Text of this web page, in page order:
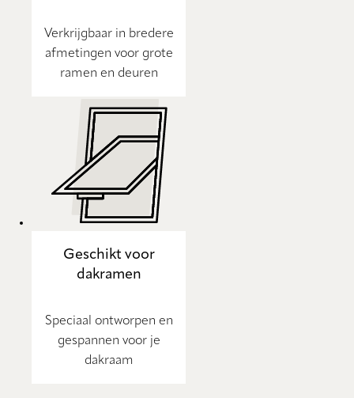
Verkrijgbaar in bredere
afmetingen voor grote
ramen en deuren
Geschikt voor
dakramen
Speciaal ontworpen en
gespannen voor je
dakraam